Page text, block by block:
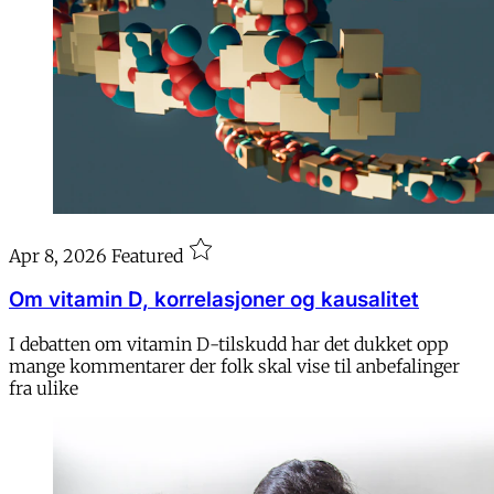
Apr 8, 2026 Featured
Om vitamin D, korrelasjoner og kausalitet
I debatten om vitamin D-tilskudd har det dukket opp
mange kommentarer der folk skal vise til anbefalinger
fra ulike